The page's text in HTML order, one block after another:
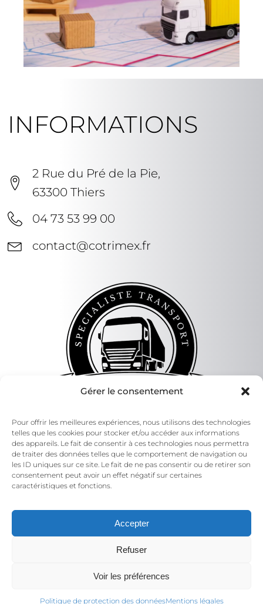
Gérer le consentement
Pour offrir les meilleures expériences, nous utilisons des technologies
telles que les cookies pour stocker et/ou accéder aux informations
des appareils. Le fait de consentir à ces technologies nous permettra
de traiter des données telles que le comportement de navigation ou
les ID uniques sur ce site. Le fait de ne pas consentir ou de retirer son
consentement peut avoir un effet négatif sur certaines
caractéristiques et fonctions.
Accepter
Refuser
Voir les préférences
Politique de protection des donnéesMentions légales
INFORMATIONS
2 Rue du Pré de la Pie,
63300 Thiers
04 73 53 99 00
contact@cotrimex.fr
COTRIMEX©2026–Mentions Légales